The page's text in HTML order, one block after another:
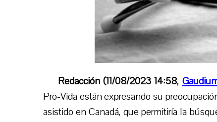
Redacción (11/08/2023 14:58,
Pro-Vida están expresando su
asistido en Canadá, que permitiría la